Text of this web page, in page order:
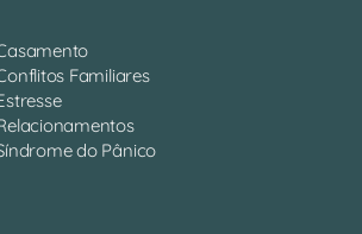
Familiares
do Pânico